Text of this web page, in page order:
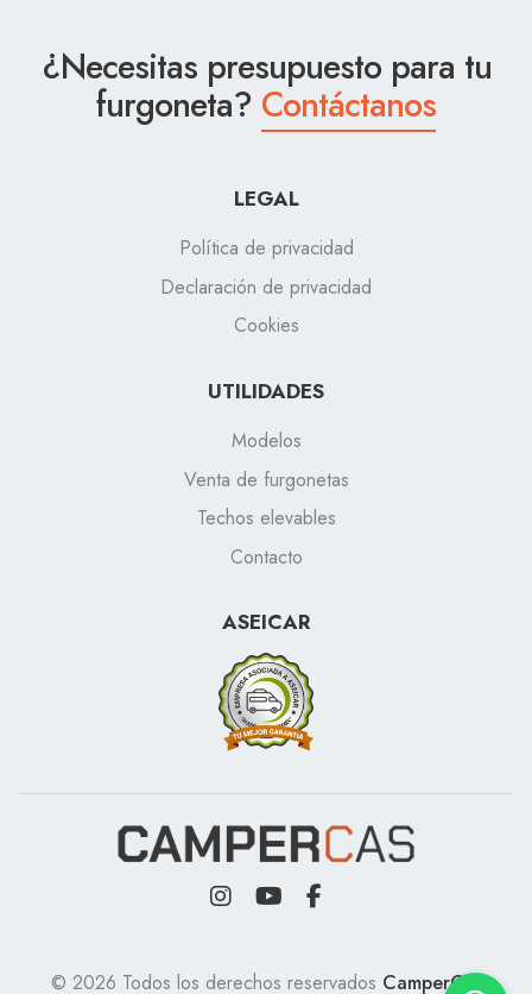
¿Necesitas presupuesto para tu
furgoneta? Contáctanos
LEGAL
Política de privacidad
Declaración de privacidad
Cookies
UTILIDADES
Modelos
Venta de furgonetas
Techos elevables
Contacto
ASEICAR
© 2026 Todos los derechos reservados CamperCas